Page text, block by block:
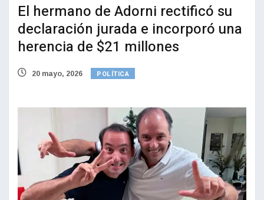
El hermano de Adorni rectificó su
declaración jurada e incorporó una
herencia de $21 millones
20 mayo, 2026 POLÍTICA